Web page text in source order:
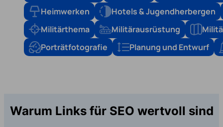
Heimwerken
Hotels & Jugendherbergen
Militärthema
Militärausrüstung
Porträtfotografie
Planung und Entwurf
Warum Links für SEO wertvoll sind